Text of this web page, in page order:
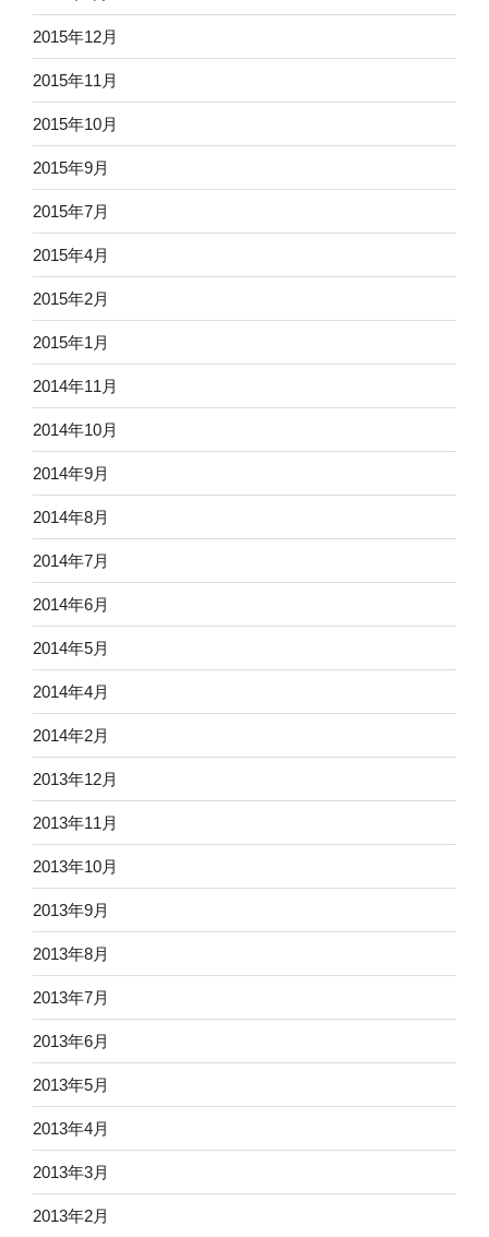
2015年12月
2015年11月
2015年10月
2015年9月
2015年7月
2015年4月
2015年2月
2015年1月
2014年11月
2014年10月
2014年9月
2014年8月
2014年7月
2014年6月
2014年5月
2014年4月
2014年2月
2013年12月
2013年11月
2013年10月
2013年9月
2013年8月
2013年7月
2013年6月
2013年5月
2013年4月
2013年3月
2013年2月